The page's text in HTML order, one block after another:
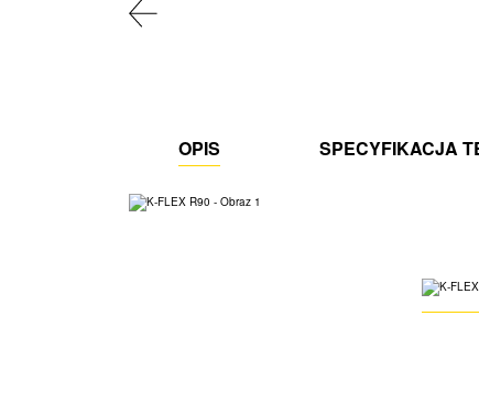
OPIS SPECYFIKACJA